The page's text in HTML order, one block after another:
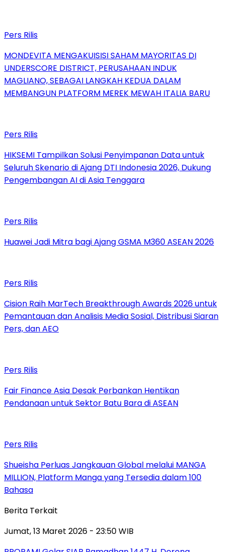
Pers Rilis
MONDEVITA MENGAKUISISI SAHAM MAYORITAS DI
UNDERSCORE DISTRICT, PERUSAHAAN INDUK
MAGLIANO, SEBAGAI LANGKAH KEDUA DALAM
MEMBANGUN PLATFORM MEREK MEWAH ITALIA BARU
Pers Rilis
HIKSEMI Tampilkan Solusi Penyimpanan Data untuk
Seluruh Skenario di Ajang DTI Indonesia 2026, Dukung
Pengembangan AI di Asia Tenggara
Pers Rilis
Huawei Jadi Mitra bagi Ajang GSMA M360 ASEAN 2026
Pers Rilis
Cision Raih MarTech Breakthrough Awards 2026 untuk
Pemantauan dan Analisis Media Sosial, Distribusi Siaran
Pers, dan AEO
Pers Rilis
Fair Finance Asia Desak Perbankan Hentikan
Pendanaan untuk Sektor Batu Bara di ASEAN
Pers Rilis
Shueisha Perluas Jangkauan Global melalui MANGA
MILLION, Platform Manga yang Tersedia dalam 100
Bahasa
Berita Terkait
Jumat, 13 Maret 2026 - 23:50 WIB